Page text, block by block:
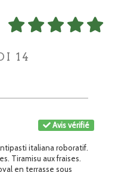
14
Avis vérifié
italiana roboratif.
Tiramisu aux fraises.
en terrasse sous